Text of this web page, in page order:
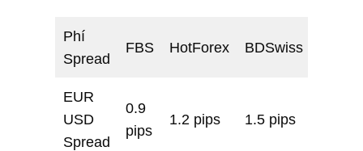
Phí
Spread
FBS HotForex BDSwiss
EUR
USD
Spread
0.9
pips
1.2 pips 1.5 pips